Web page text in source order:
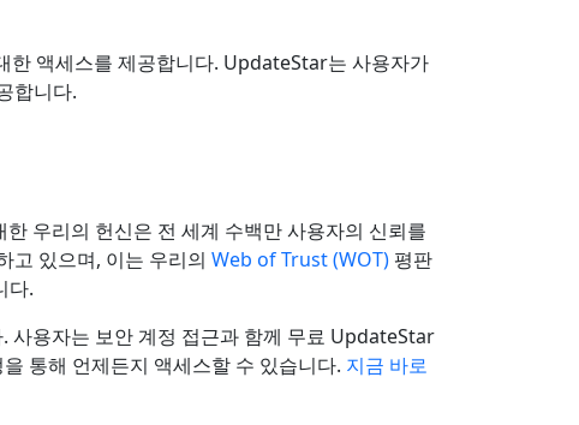
한 액세스를 제공합니다. UpdateStar는 사용자가
합니다.
우리의 헌신은 전 세계 수백만 사용자의 신뢰를
고 있으며, 이는 우리의 Web of Trust (WOT)평판
다.
사용자는 보안 계정 접근과 함께 무료 UpdateStar
통해 언제든지 액세스할 수 있습니다. 지금 바로